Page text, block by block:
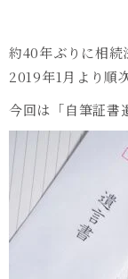
約40年ぶりに相続
2019年1月より順
今回は「自筆証書